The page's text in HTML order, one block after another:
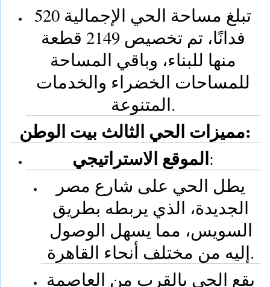
تبلغ مساحة الحي الإجمالية 520
فدانًا، تم تخصيص 2149 قطعة
منها للبناء، وباقي المساحة
للمساحات الخضراء والخدمات
المتنوعة.
مميزات الحي الثالث بيت الوطن:
الموقع الاستراتيجي:
يطل الحي على شارع مصر
الجديدة، الذي يربطه بطريق
السويس، مما يسهل الوصول
إليه من مختلف أنحاء القاهرة.
يقع الحي بالقرب من العاصمة